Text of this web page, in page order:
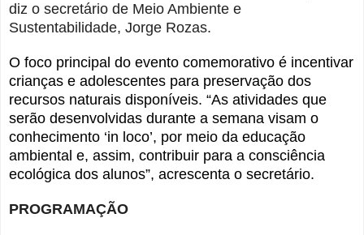
diz o secretário de Meio Ambiente e
Sustentabilidade, Jorge Rozas.
O foco principal do evento comemorativo é incentivar
crianças e adolescentes para preservação dos
recursos naturais disponíveis. “As atividades que
serão desenvolvidas durante a semana visam o
conhecimento ‘in loco’, por meio da educação
ambiental e, assim, contribuir para a consciência
ecológica dos alunos”, acrescenta o secretário.
PROGRAMAÇÃO